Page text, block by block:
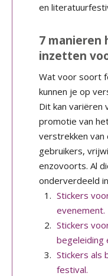
en
7 manieren
inzetten
Wat voor soort
kunnen je op
Dit kan variëren
promotie van
verstrekken van
gebruikers,
enzovoorts. Al
onderverdeeld
Stickers
evenement.
Stickers
begeleiding
Stickers als
festival.